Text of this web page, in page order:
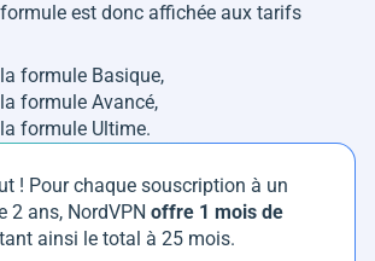
est donc affichée aux tarifs
formule Basique,
formule Avancé,
formule Ultime.
! Pour chaque souscription à un
2 ans, NordVPN offre 1 mois de
ainsi le total à 25 mois.